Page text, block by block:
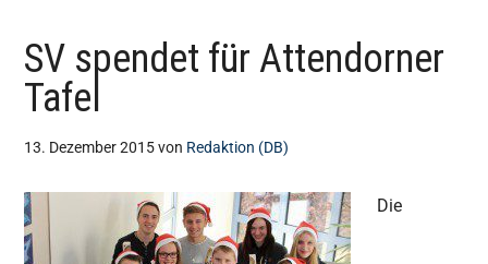
St.
Ursula
Realschule
Attendorn
Kompetenz,
Persönlichkeit,
Chancen
SV spendet für Attendorner
Tafel
13. Dezember 2015von Redaktion (DB)
Die